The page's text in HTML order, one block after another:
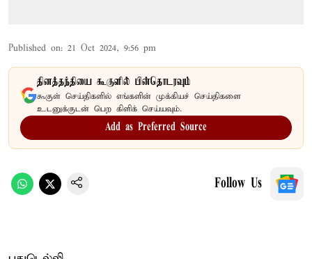
Published on: 21 Oct 2024, 9:56 pm
தினத்தந்தியை கூகுளில் பின்தொடரவும்
கூகுள் செய்திகளில் எங்களின் முக்கியச் செய்திகளை
உடனுக்குடன் பெற கிளிக் செய்யவும்.
Add as Preferred Source
Follow Us